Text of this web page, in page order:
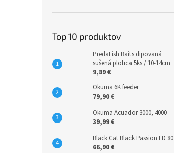
Top 10 produktov
PredaFish Baits dipovaná
sušená plotica 5ks / 10-14cm
9,89 €
Okuma 6K feeder
79,90 €
Okuma Acuador 3000, 4000
39,99 €
Black Cat Black Passion FD 80
66,90 €